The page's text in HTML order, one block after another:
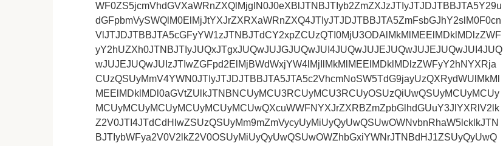
WF0ZS5jcmVhdGVXaWRnZXQlMjglN0J0eXBlJTNBJTIyb2ZmZXJzJTIyJTJDJTBBJTA5Y29u
dGFpbmVySWQlM0ElMjJtYXJrZXRXaWRnZXQ4JTIyJTJDJTBBJTA5ZmFsbGJhY2slM0F0cn
VlJTJDJTBBJTA5cGFyYW1zJTNBJTdCY2xpZCUzQTI0MjU3ODAlMkMlMEElMDklMDlzZWF
yY2hUZXh0JTNBJTIyJUQxJTgxJUQwJUJGJUQwJUI4JUQwJUJEJUQwJUJEJUQwJUI4JUQ
wJUJEJUQwJUIzJTIwZGFpd2ElMjBWdWxjYW4lMjIlMkMlMEElMDklMDlzZWFyY2hNYXRja
CUzQSUyMmV4YWN0JTIyJTJDJTBBJTA5JTA5c2VhcmNoSW5TdG9jayUzQXRydWUlMkMl
MEElMDklMDl0aGVtZUlkJTNBNCUyMCU3RCUyMCU3RCUyOSUzQiUwQSUyMCUyMCUy
MCUyMCUyMCUyMCUyMCUyMCUwQXcuWWFNYXJrZXRBZmZpbGlhdGUuY3JlYXRlV2lk
Z2V0JTI4JTdCdHlwZSUzQSUyMm9mZmVycyUyMiUyQyUwQSUwOWNvbnRhaW5lcklkJTN
BJTIybWFya2V0V2lkZ2V0OSUyMiUyQyUwQSUwOWZhbGxiYWNrJTNBdHJ1ZSUyQyUwQ